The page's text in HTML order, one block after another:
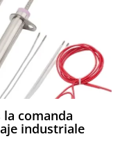
comanda
industriale